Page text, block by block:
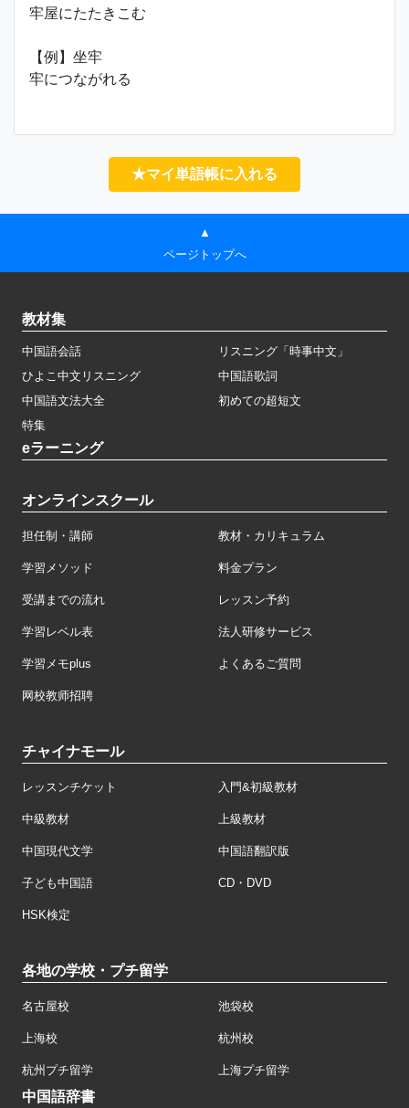
牢屋にたたきこむ
【例】坐牢
牢につながれる
★マイ単語帳に入れる
▲
ページトップへ
教材集
中国語会話
リスニング「時事中文」
ひよこ中文リスニング
中国語歌詞
中国語文法大全
初めての超短文
特集
eラーニング
オンラインスクール
担任制・講師 教材・カリキュラム
学習メソッド 料金プラン
受講までの流れ レッスン予約
学習レベル表 法人研修サービス
学習メモplus よくあるご質問
网校教师招聘
チャイナモール
レッスンチケット 入門&初級教材
中級教材 上級教材
中国現代文学 中国語翻訳版
子ども中国語 CD・DVD
HSK検定
各地の学校・プチ留学
名古屋校 池袋校
上海校 杭州校
杭州プチ留学 上海プチ留学
中国語辞書